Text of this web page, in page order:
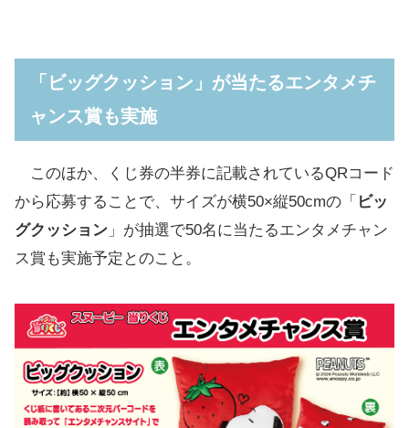
「ビッグクッション」が当たるエンタメチ
ャンス賞も実施
このほか、くじ券の半券に記載されているQRコード
から応募することで、サイズが横50×縦50cmの「 ビッ
グクッション 」が抽選で50名に当たるエンタメチャン
ス賞も実施予定とのこと。